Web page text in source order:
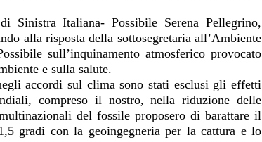
Italiana- Possibile Serena Pellegrino,
alla risposta della sottosegretaria all’Ambiente
sull’inquinamento atmosferico provocato
e sulla salute.
accordi sul clima sono stati esclusi gli effetti
compreso il nostro, nella riduzione delle
del fossile proposero di barattare il
gradi con la geoingegneria per la cattura e lo